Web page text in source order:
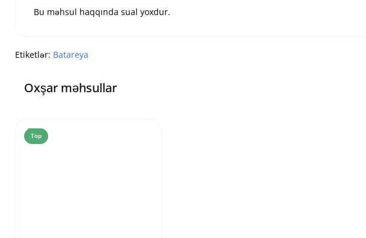
Bu məhsul haqqında sual yoxdur.
Etiketlər: Batareya
Oxşar məhsullar
Top